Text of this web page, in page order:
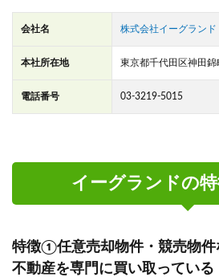
会社名 株式会社イーグランド
本社所在地 東京都千代田区神田錦
電話番号 03-3219-5015
イーグランドの
特徴①任意売却物件・競売物件
不動産を専門に買い取っている